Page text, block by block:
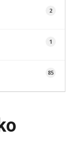
2
1
85